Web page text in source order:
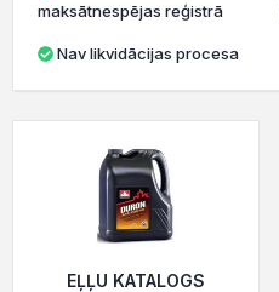
maksātnespējas reģistrā
Nav likvidācijas procesa
EĻĻU KATALOGS